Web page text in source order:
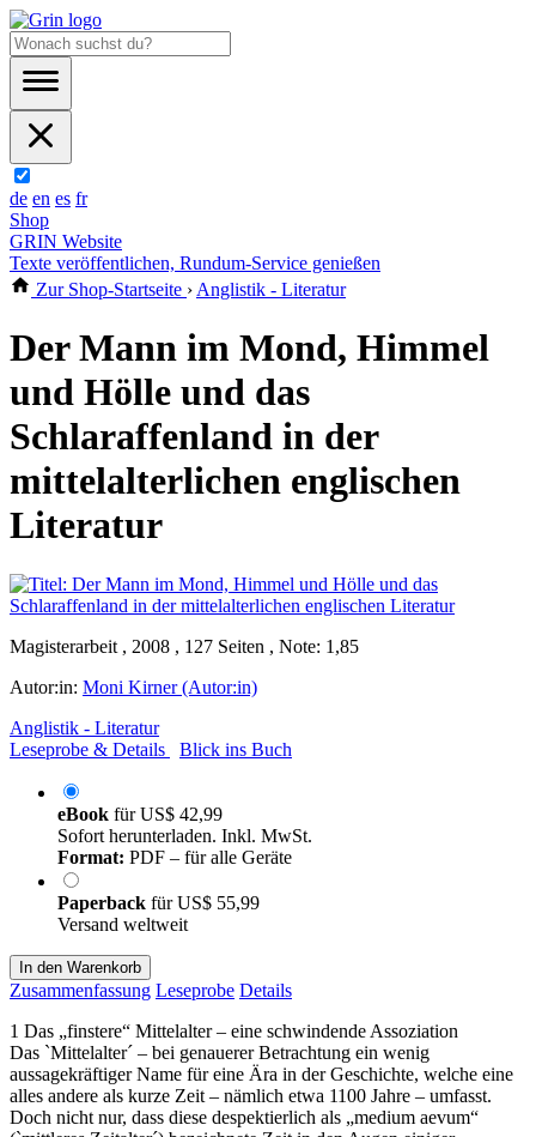
de en es fr
Shop
GRIN Website
Texte veröffentlichen, Rundum-Service genießen
Zur Shop-Startseite › Anglistik - Literatur
Der Mann im Mond, Himmel
und Hölle und das
Schlaraffenland in der
mittelalterlichen englischen
Literatur
Magisterarbeit , 2008 , 127 Seiten , Note: 1,85
Autor:in: Moni Kirner (Autor:in)
Anglistik - Literatur
Leseprobe & Details
Blick ins Buch
eBook fürUS$ 42,99
Sofort herunterladen. Inkl. MwSt.
Format: PDF – für alle Geräte
Paperback fürUS$ 55,99
Versand weltweit
In den Warenkorb
Zusammenfassung Leseprobe Details
1 Das „finstere“ Mittelalter – eine schwindende Assoziation
Das `Mittelalter´ – bei genauerer Betrachtung ein wenig
aussagekräftiger Name für eine Ära in der Geschichte, welche eine
alles andere als kurze Zeit – nämlich etwa 1100 Jahre – umfasst.
Doch nicht nur, dass diese despektierlich als „medium aevum“